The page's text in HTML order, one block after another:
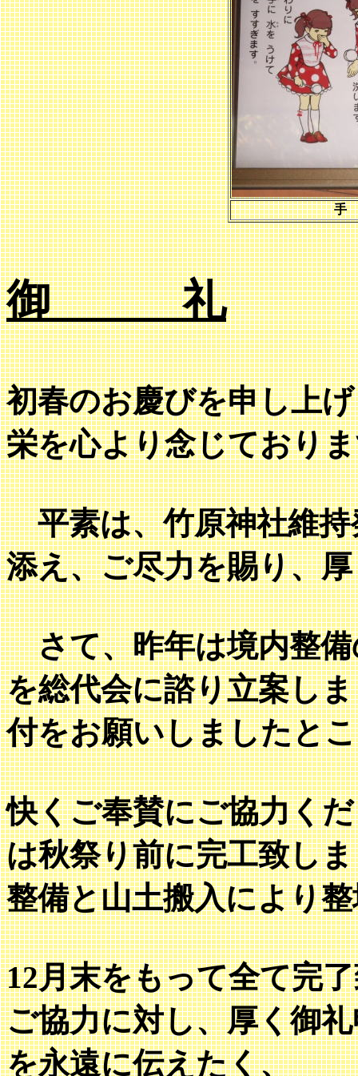
手
御 礼
初春のお慶びを申し上
栄を心より念じており
平素は、竹原神社維持
添え、ご尽力を賜り、
さて、昨年は境内整備
を総代会に諮り立案し
付をお願いしましたと
快くご奉賛にご協力く
は秋祭り前に完工致し
整備と山土搬入により
12月末をもって全て完
ご協力に対し、厚く御
を永遠に伝えたく、